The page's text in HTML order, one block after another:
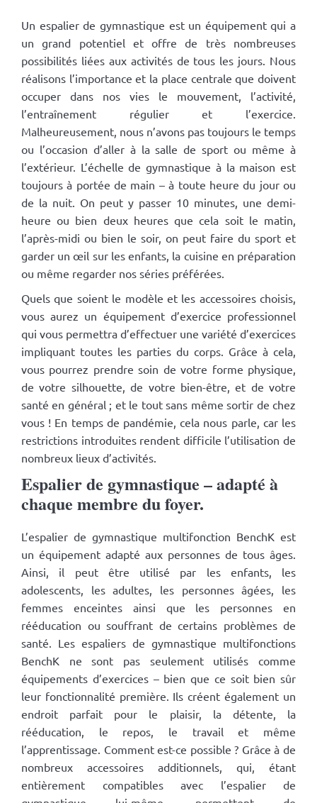
Un espalier de gymnastique est un équipement qui a
un grand potentiel et offre de très nombreuses
possibilités liées aux activités de tous les jours. Nous
réalisons l’importance et la place centrale que doivent
occuper dans nos vies le mouvement, l’activité,
l’entraînement régulier et l’exercice.
Malheureusement, nous n’avons pas toujours le temps
ou l’occasion d’aller à la salle de sport ou même à
l’extérieur. L’échelle de gymnastique à la maison est
toujours à portée de main – à toute heure du jour ou
de la nuit. On peut y passer 10 minutes, une demi-
heure ou bien deux heures que cela soit le matin,
l’après-midi ou bien le soir, on peut faire du sport et
garder un œil sur les enfants, la cuisine en préparation
ou même regarder nos séries préférées.
Quels que soient le modèle et les accessoires choisis,
vous aurez un équipement d’exercice professionnel
qui vous permettra d’effectuer une variété d’exercices
impliquant toutes les parties du corps. Grâce à cela,
vous pourrez prendre soin de votre forme physique,
de votre silhouette, de votre bien-être, et de votre
santé en général ; et le tout sans même sortir de chez
vous ! En temps de pandémie, cela nous parle, car les
restrictions introduites rendent difficile l’utilisation de
nombreux lieux d’activités.
Espalier de gymnastique – adapté à
chaque membre du foyer.
L’espalier de gymnastique multifonction BenchK est
un équipement adapté aux personnes de tous âges.
Ainsi, il peut être utilisé par les enfants, les
adolescents, les adultes, les personnes âgées, les
femmes enceintes ainsi que les personnes en
rééducation ou souffrant de certains problèmes de
santé. Les espaliers de gymnastique multifonctions
BenchK ne sont pas seulement utilisés comme
équipements d’exercices – bien que ce soit bien sûr
leur fonctionnalité première. Ils créent également un
endroit parfait pour le plaisir, la détente, la
rééducation, le repos, le travail et même
l’apprentissage. Comment est-ce possible ? Grâce à de
nombreux accessoires additionnels, qui, étant
entièrement compatibles avec l’espalier de